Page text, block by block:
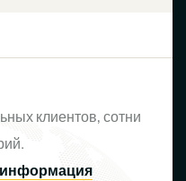
клиентов, сотни